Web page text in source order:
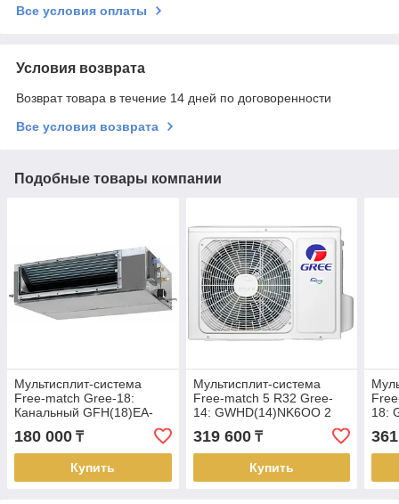
Все условия оплаты
Условия возврата
Возврат товара в течение 14 дней по договоренности
Все условия возврата
Подобные товары компании
Мультисплит-система
Free-match Gree-18:
Канальный GFH(18)EA-
K3DNA1A/I (Внутренний
блок)
180 000 ₸
Купить
Мультисплит-система
Free-match 5 R32 Gree-
14: GWHD(14)NK6OO 2
выхода (Наружный блок)
319 600₸
Купить
18: